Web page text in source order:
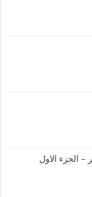
الجزء الاول